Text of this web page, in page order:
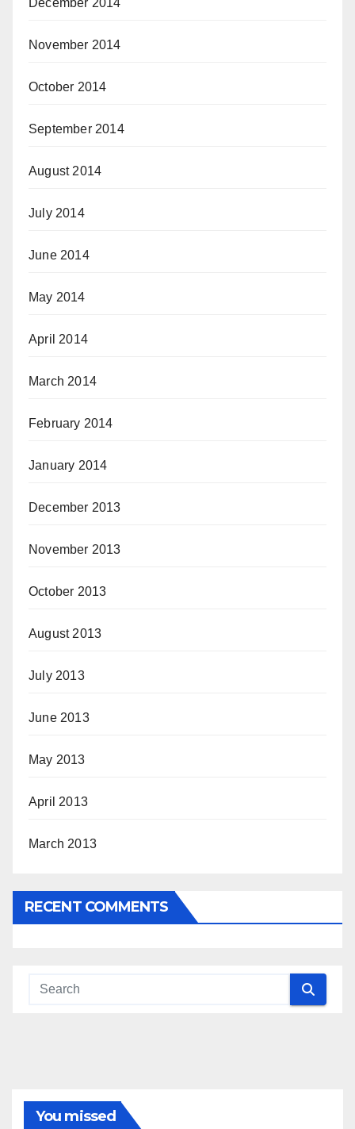
December 2014
November 2014
October 2014
September 2014
August 2014
July 2014
June 2014
May 2014
April 2014
March 2014
February 2014
January 2014
December 2013
November 2013
October 2013
August 2013
July 2013
June 2013
May 2013
April 2013
March 2013
RECENT COMMENTS
You missed